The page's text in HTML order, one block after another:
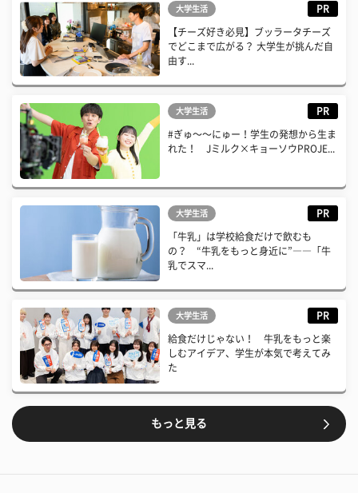
大学生活 PR
【チーズ好き必見】ブッラータチーズ
でどこまで広がる？ 大学生が挑んだ自
由す...
大学生活 PR
#ぎゅ〜〜にゅー！学生の発想から生ま
れた！ Jミルク×キョーソウPROJE...
大学生活 PR
「牛乳」は学校給食だけで飲むも
の？ “牛乳をもっと身近に”――「牛
乳でスマ...
大学生活 PR
給食だけじゃない！ 牛乳をもっと楽
しむアイデア、学生が本気で考えてみ
た
もっと見る